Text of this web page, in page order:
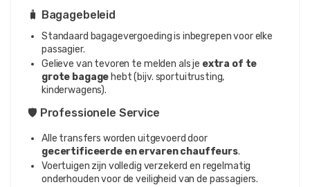
🧳 Bagagebeleid
Standaard bagagevergoeding is inbegrepen voor elke
passagier.
Gelieve van tevoren te melden als je extra of te
grote bagage hebt (bijv. sportuitrusting,
kinderwagens).
🛡️ Professionele Service
Alle transfers worden uitgevoerd door
gecertificeerde en ervaren chauffeurs.
Voertuigen zijn volledig verzekerd en regelmatig
onderhouden voor de veiligheid van de passagiers.